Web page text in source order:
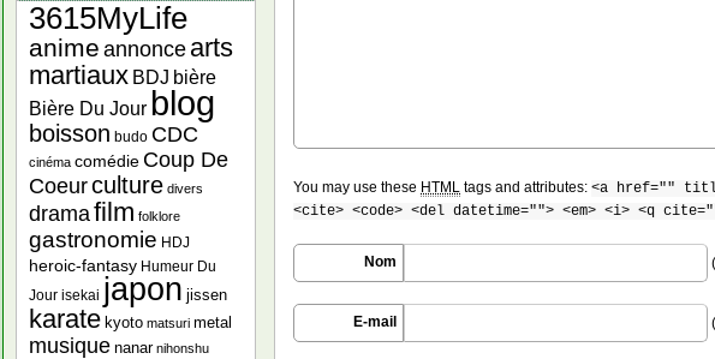
You may use these HTML tags and attributes:<a href=""
<cite> <code> <del datetime=""> <em> <i> <q
Nom
E-mail
3615MyLife
anime annonce arts
martiaux BDJ bière
Bière Du Jour blog
boisson budo CDC
cinéma comédie Coup De
Coeurculture divers
dramafilm folklore
gastronomie HDJ
heroic-fantasy Humeur Du
Jour isekai japon jissen
karate kyoto matsuri metal
musique nanar nihonshu